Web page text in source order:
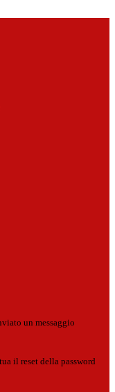
un messaggio
il reset della password